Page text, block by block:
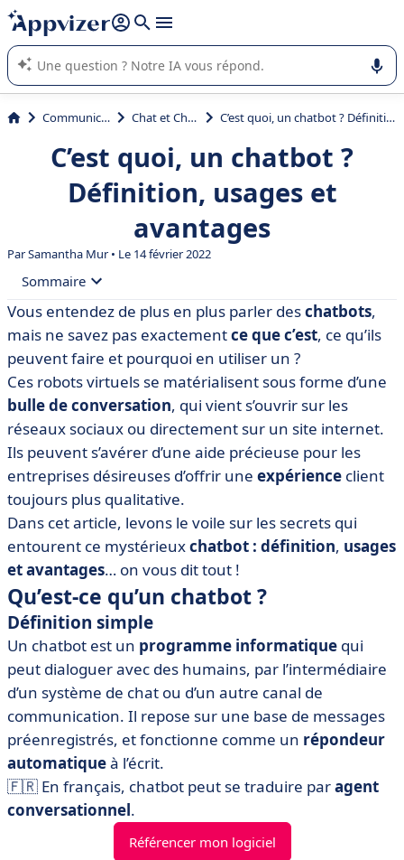
répondre (plusieurs lignes avec
L'IA de Appvizer vous guide dans l'utilisation ou la sélection de
logiciel SaaS en entreprise.
Communication Chat et Chatbot C’est quoi, un chatbot ? Définition, usages et avantages
C’est quoi, un chatbot ?
Définition, usages et
avantages
ParSamantha Mur• Le 14 février 2022
Sommaire
• Qu’est-ce qu’un chatbot ?
• Quels sont les usages d’un chatbot ? Exemples
• Pourquoi utiliser un chatbot ? 5 avantages
• Alors, créer un bot vous botte ?
Vous entendez de plus en plus parler deschatbots,
mais ne savez pas exactementce que c’est, ce qu’ils
peuvent faire et pourquoi en utiliser un ?
Ces robots virtuels se matérialisent sous forme d’une
bulle de conversation, qui vient s’ouvrir sur les
réseaux sociaux ou directement sur un site internet.
Ils peuvent s’avérer d’une aide précieuse pour les
entreprises désireuses d’offrir une expérience client
toujours plus qualitative.
Dans cet article, levons le voile sur les secrets qui
entourent ce mystérieuxchatbot : définition, usages
et avantages… on vous dit tout !
Qu’est-ce qu’un chatbot ?
Définition simple
Un chatbot est un programme informatique qui
peut dialoguer avec des humains, par l’intermédiaire
d’un système de chat ou d’un autre canal de
communication. Il repose sur une base de messages
préenregistrés, et fonctionne comme un répondeur
automatiqueà l’écrit.
🇫🇷 En français, chatbot peut se traduire paragent
conversationnel.
Référencer mon logiciel